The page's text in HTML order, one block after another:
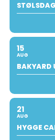
15
AUG
BAKYARD
21
AUG
HYGGE